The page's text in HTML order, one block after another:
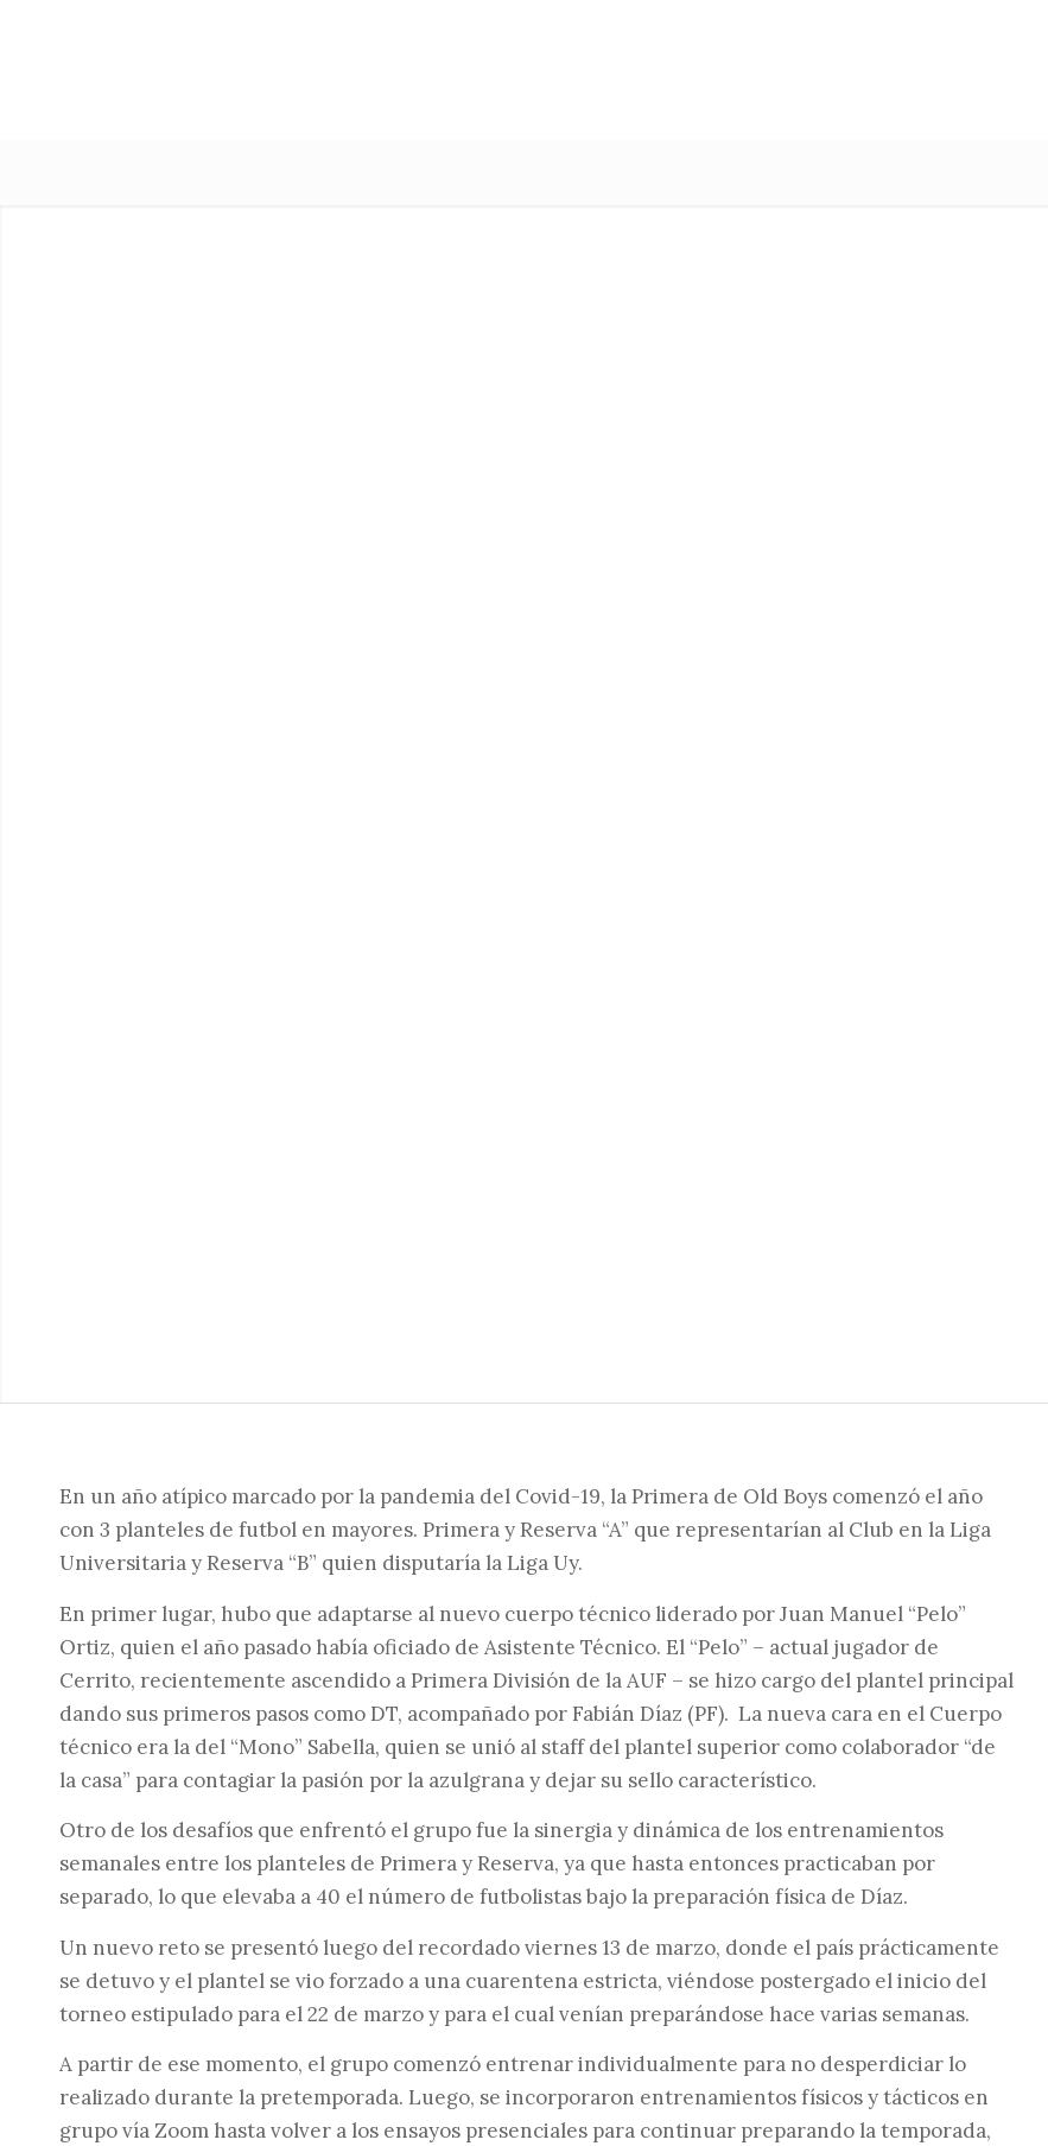
En un año atípico marcado por la pandemia del Covid-19, la Primera de Old Boys comenzó el año
con 3 planteles de futbol en mayores. Primera y Reserva “A” que representarían al Club en la Liga
Universitaria y Reserva “B” quien disputaría la Liga Uy.
En primer lugar, hubo que adaptarse al nuevo cuerpo técnico liderado por Juan Manuel “Pelo”
Ortiz, quien el año pasado había oficiado de Asistente Técnico. El “Pelo” – actual jugador de
Cerrito, recientemente ascendido a Primera División de la AUF – se hizo cargo del plantel principal
dando sus primeros pasos como DT, acompañado por Fabián Díaz (PF). La nueva cara en el Cuerpo
técnico era la del “Mono” Sabella, quien se unió al staff del plantel superior como colaborador “de
la casa” para contagiar la pasión por la azulgrana y dejar su sello característico.
Otro de los desafíos que enfrentó el grupo fue la sinergia y dinámica de los entrenamientos
semanales entre los planteles de Primera y Reserva, ya que hasta entonces practicaban por
separado, lo que elevaba a 40 el número de futbolistas bajo la preparación física de Díaz.
Un nuevo reto se presentó luego del recordado viernes 13 de marzo, donde el país prácticamente
se detuvo y el plantel se vio forzado a una cuarentena estricta, viéndose postergado el inicio del
torneo estipulado para el 22 de marzo y para el cual venían preparándose hace varias semanas.
A partir de ese momento, el grupo comenzó entrenar individualmente para no desperdiciar lo
realizado durante la pretemporada. Luego, se incorporaron entrenamientos físicos y tácticos en
grupo vía Zoom hasta volver a los ensayos presenciales para continuar preparando la temporada,